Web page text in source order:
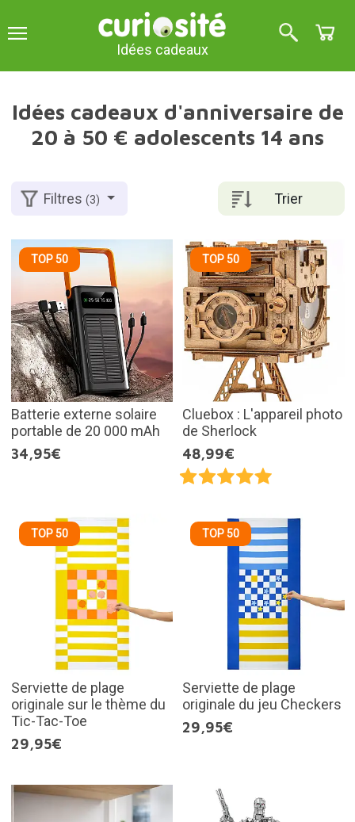
Idées cadeaux
Idées cadeaux d'anniversaire de
20 à 50 € adolescents 14 ans
Trier
Filtres(3)
TOP 50
Batterie externe solaire
portable de 20 000 mAh
34,95€
TOP 50
Cluebox : L'appareil photo
de Sherlock
48,99€
TOP 50
Serviette de plage
originale sur le thème du
Tic-Tac-Toe
29,95€
TOP 50
Serviette de plage
originale du jeu Checkers
29,95€